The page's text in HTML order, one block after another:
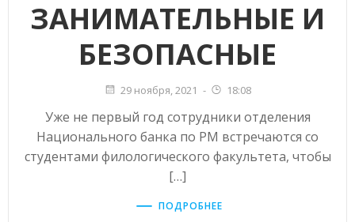
ЗАНИМАТЕЛЬНЫЕ И
БЕЗОПАСНЫЕ
29 ноября, 2021 - 18:08
Уже не первый год сотрудники отделения
Национального банка по РМ встречаются со
студентами филологического факультета, чтобы
[…]
ПОДРОБНЕЕ